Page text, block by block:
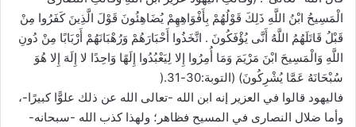
الْمَسِيحُ ابْنُ اللَّهِ ذَلِكَ قَوْلُهُمْ بِأَفْوَاهِهِمْ يُضَاهِئُونَ قَوْلَ الَّذِينَ كَفَرُوا مِنْ
قَبْلُ قَاتَلَهُمُ اللَّهُ أَنَّى يُؤْفَكُونَ . اتَّخَذُوا أَحْبَارَهُمْ وَرُهْبَانَهُمْ أَرْبَابًا مِنْ دُونِ
اللَّهِ وَالْمَسِيحَ ابْنَ مَرْيَمَ وَمَا أُمِرُوا إِلا لِيَعْبُدُوا إِلَهًا وَاحِدًا لا إِلَهَ إِلا هُوَ
سُبْحَانَهُ عَمَّا يُشْرِكُونَ) (التوبة:30-31.(
فاليهود قالوا في العزير إنه ابن الله -تعالى الله عن ذلك علوًّا كبيرًا-،
وأما ضلال النصارى في المسيح فظاهر؛ ولهذا كذب الله -سبحانه-